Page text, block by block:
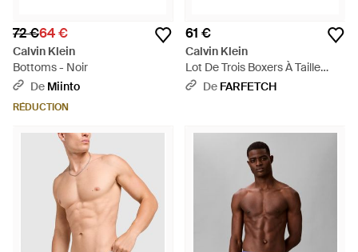
72 €64 €
Calvin Klein
Bottoms - Noir
De Miinto
RÉDUCTION
61 €
Calvin Klein
Lot De Trois Boxers À Taille
Élastiquée - Bleu
De FARFETCH